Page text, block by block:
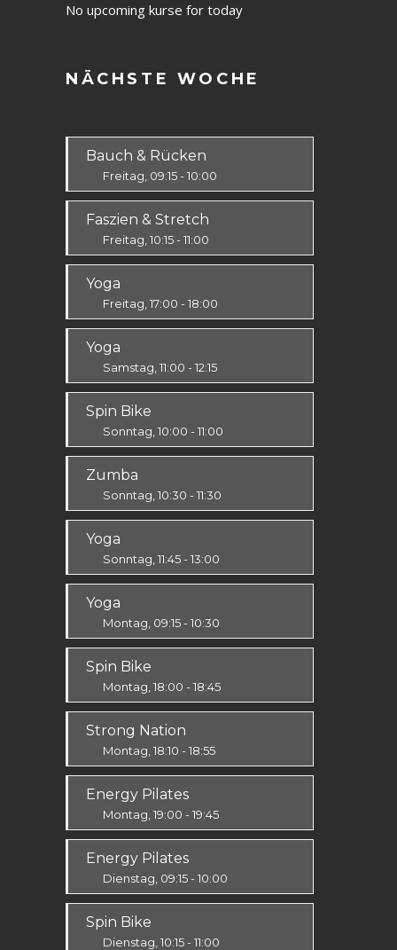
No upcoming kurse for today
NÄCHSTE WOCHE
Bauch & Rücken
Freitag, 09:15 - 10:00
Fit & Vital
Alle
Faszien & Stretch
Freitag, 10:15 - 11:00
Fit & Vital
Alle
Yoga
Freitag, 17:00 - 18:00
Körper & Geist
Alle
Yoga
Samstag, 11:00 - 12:15
Körper & Geist
Alle
Spin Bike
Sonntag, 10:00 - 11:00
Alle
Zumba
Sonntag, 10:30 - 11:30
Ausdauer & Kraft
Alle
Yoga
Sonntag, 11:45 - 13:00
Körper & Geist
Alle
Yoga
Montag, 09:15 - 10:30
Körper & Geist
Alle
Spin Bike
Montag, 18:00 - 18:45
Alle
Strong Nation
Montag, 18:10 - 18:55
Ausdauer & Kraft
Mittel / Fortgeschritten
Energy Pilates
Montag, 19:00 - 19:45
Körper & Geist
Alle
Energy Pilates
Dienstag, 09:15 - 10:00
Körper & Geist
Alle
Spin Bike
Dienstag, 10:15 - 11:00